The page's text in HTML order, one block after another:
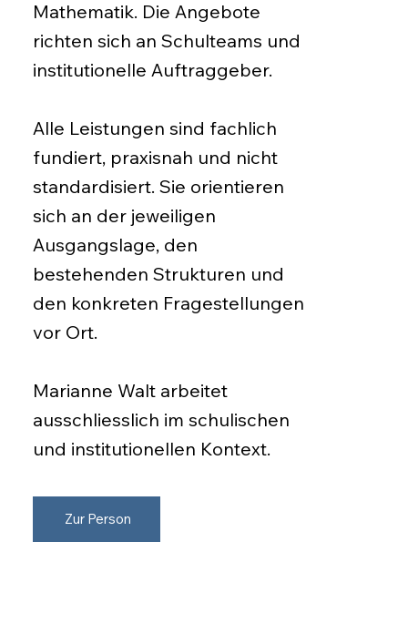
Mathematik. Die Angebote
richten sich an Schulteams und
institutionelle Auftraggeber.
Alle Leistungen sind fachlich
fundiert, praxisnah und nicht
standardisiert. Sie orientieren
sich an der jeweiligen
Ausgangslage, den
bestehenden Strukturen und
den konkreten Fragestellungen
vor Ort.
Marianne Walt arbeitet
ausschliesslich im schulischen
und institutionellen Kontext.
Zur Person